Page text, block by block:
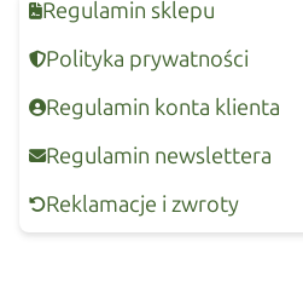
Regulamin sklepu
Polityka prywatności
Regulamin konta klienta
Regulamin newslettera
Reklamacje i zwroty